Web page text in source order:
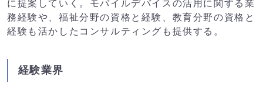
に提案していく。モバイルデバイスの活用に関する業
務経験や、福祉分野の資格と経験、教育分野の資格と
経験も活かしたコンサルティングも提供する。
経験業界